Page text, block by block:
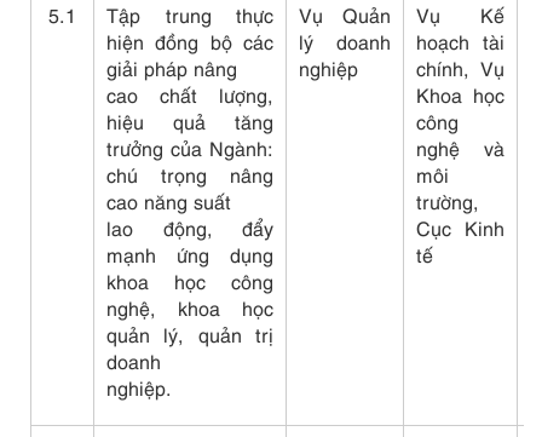
5.1
Tập trung thực
hiện đồng bộ các
giải pháp nâng
cao chất lượng,
hiệu quả tăng
trưởng của Ngành:
chú trọng nâng
cao năng suất
lao động, đẩy
mạnh ứng dụng
khoa học công
nghệ, khoa học
quản lý, quản trị
doanh
nghiệp.
Vụ Quản
lý doanh
nghiệp
Vụ Kế
hoạch tài
chính, Vụ
Khoa học
công
nghệ và
môi
trường,
Cục Kinh
tế